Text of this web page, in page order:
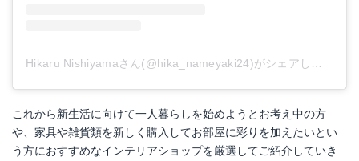
これから新生活に向けて一人暮らしを始めようとお考え中の方
や、家具や雑貨類を新しく購入してお部屋に彩りを加えたいとい
う方におすすめなインテリアショップを厳選してご紹介していき